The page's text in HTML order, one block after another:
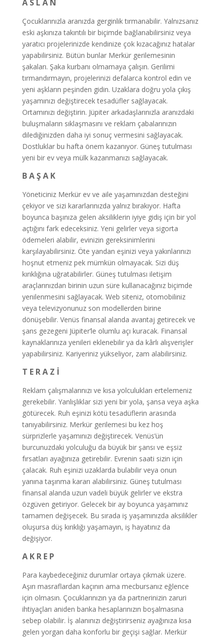
A S L A N
Çocuklarınızla aranızda gerginlik tırmanabilir. Yalnızsanız
eski aşkınıza takıntılı bir biçimde bağlanabilirsiniz veya
yaratıcı projelerinizde kendinize çok kızacağınız hatalar
yapabilirsiniz. Bütün bunlar Merkür gerilemesinin
şakaları. Şaka kurbanı olmamaya çalışın. Gerilimi
tırmandırmayın, projelerinizi defalarca kontrol edin ve
yeni aşkların peşinden gidin. Uzaklara doğru yola çıkış
yaşamınızı değiştirecek tesadüfler sağlayacak.
Ortamınızı değiştirin. Jüpiter arkadaşlarınızla aranızdaki
buluşmaların sıklaşmasını ve reklam çabalarınızın
dilediğinizden daha iyi sonuç vermesini sağlayacak.
Dostluklar bu hafta önem kazanıyor. Güneş tutulması
yeni bir ev veya mülk kazanmanızı sağlayacak.
B A Ş A K
Yöneticiniz Merkür ev ve aile yaşamınızdan desteğini
çekiyor ve sizi kararlarınızda yalnız bırakıyor. Hafta
boyunca başınıza gelen aksiliklerin iyiye gidiş için bir yol
açtığını fark edeceksiniz. Yeni gelirler veya sigorta
ödemeleri alabilir, evinizin gereksinimlerini
karşılayabilirsiniz. Öte yandan eşinizi veya yakınlarınızı
hoşnut etmeniz pek mümkün olmayacak. Sizi düş
kırıklığına uğratabilirler. Güneş tutulması iletişim
araçlarınızdan birinin uzun süre kullanacağınız biçimde
yenilenmesini sağlayacak. Web siteniz, otomobiliniz
veya televizyonunuz son modellerden birine
dönüşebilir. Venüs finansal alanda avantaj getirecek ve
şans gezegeni Jüpiter’le olumlu açı kuracak. Finansal
kaynaklarınıza yenileri eklenebilir ya da kârlı alışverişler
yapabilirsiniz. Kariyeriniz yükseliyor, zam alabilirsiniz.
T E R A Z İ
Reklam çalışmalarınızı ve kısa yolculukları ertelemeniz
gerekebilir. Yanlışlıklar sizi yeni bir yola, şansa veya aşka
götürecek. Ruh eşinizi kötü tesadüflerin arasında
tanıyabilirsiniz. Merkür gerilemesi bu kez hoş
sürprizlerle yaşamınızı değiştirecek. Venüs’ün
burcunuzdaki yolculuğu da büyük bir şansı ve eşsiz
fırsatları ayağınıza getirebilir. Evrenin saati sizin için
çalacak. Ruh eşinizi uzaklarda bulabilir veya onun
yanına taşınma kararı alabilirsiniz. Güneş tutulması
finansal alanda uzun vadeli büyük gelirler ve ekstra
özgüven getiriyor. Gelecek bir ay boyunca yaşamınız
tamamen değişecek. Bu sırada iş yaşamınızda aksilikler
oluşursa düş kırıklığı yaşamayın, iş hayatınız da
değişiyor.
A K R E P
Para kaybedeceğiniz durumlar ortaya çıkmak üzere.
Aşırı masraflardan kaçının ama mecbursanız eğlence
için olmasın. Çocuklarınızın ya da partnerinizin zaruri
ihtiyaçları aniden banka hesaplarınızın boşalmasına
sebep olabilir. İş alanınızı değiştirirseniz ayağınıza kısa
gelen yorgan daha konforlu bir geçişi sağlar. Merkür